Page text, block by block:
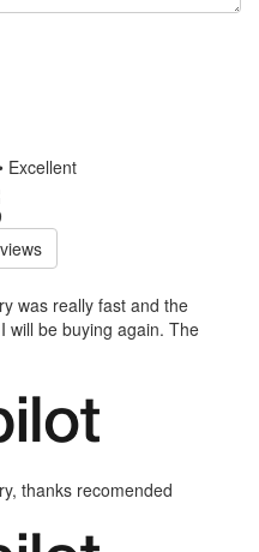
Excellent
was really fast and the
will be buying again. The
thanks recomended